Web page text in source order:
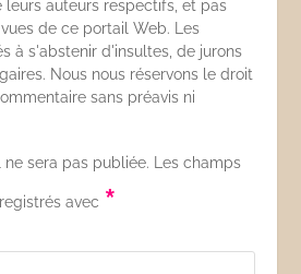
leurs auteurs respectifs, et pas
de ce portail Web. Les
à s'abstenir d'insultes, de jurons
Nous nous réservons le droit
sans préavis ni
sera pas publiée. Les champs
avec *